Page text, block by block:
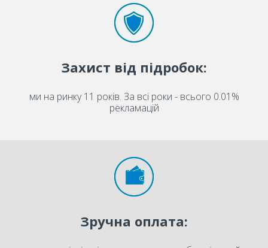
Захист від підробок:
ми на ринку 11 років. За всі роки - всього 0.01%
рекламацій
Зручна оплата: